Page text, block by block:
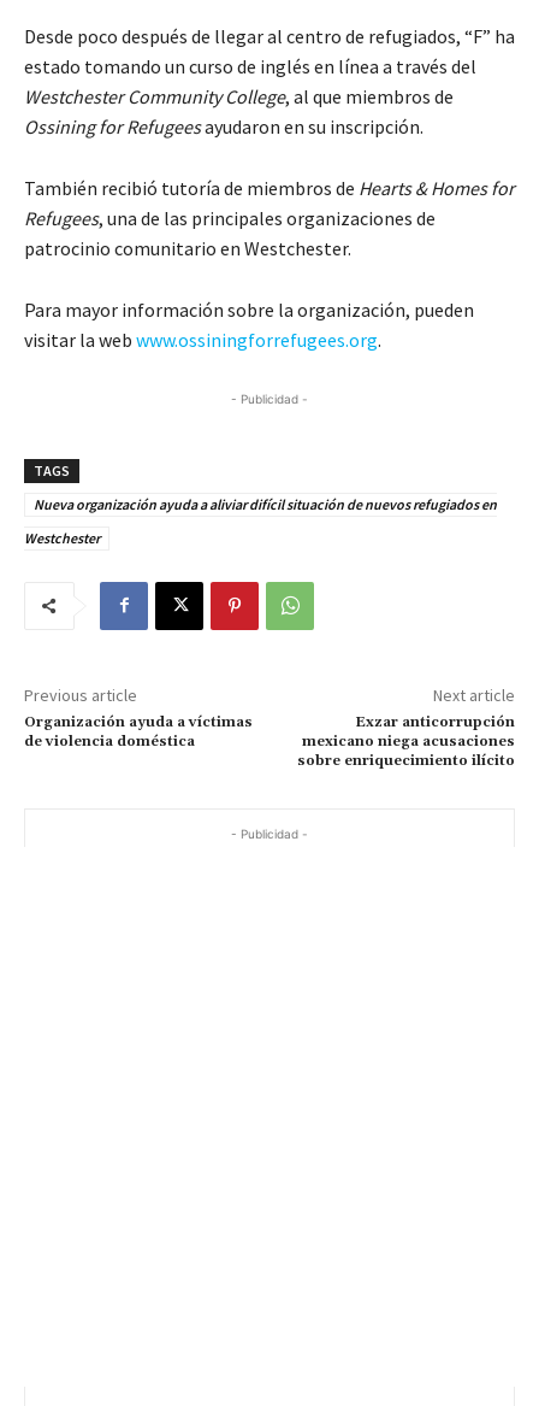
Desde poco después de llegar al centro de refugiados, “F” ha
estado tomando un curso de inglés en línea a través del
Westchester Community College, al que miembros de
Ossining for Refugeesayudaron en su inscripción.
También recibió tutoría de miembros de Hearts & Homes for
Refugees, una de las principales organizaciones de
patrocinio comunitario en Westchester.
Para mayor información sobre la organización, pueden
visitar la web www.ossiningforrefugees.org.
- Publicidad -
TAGS
Nueva organización ayuda a aliviar difícil situación de nuevos refugiados en
Westchester
Previous article
Organización ayuda a víctimas
de violencia doméstica
Next article
Exzar anticorrupción
mexicano niega acusaciones
sobre enriquecimiento ilícito
- Publicidad -